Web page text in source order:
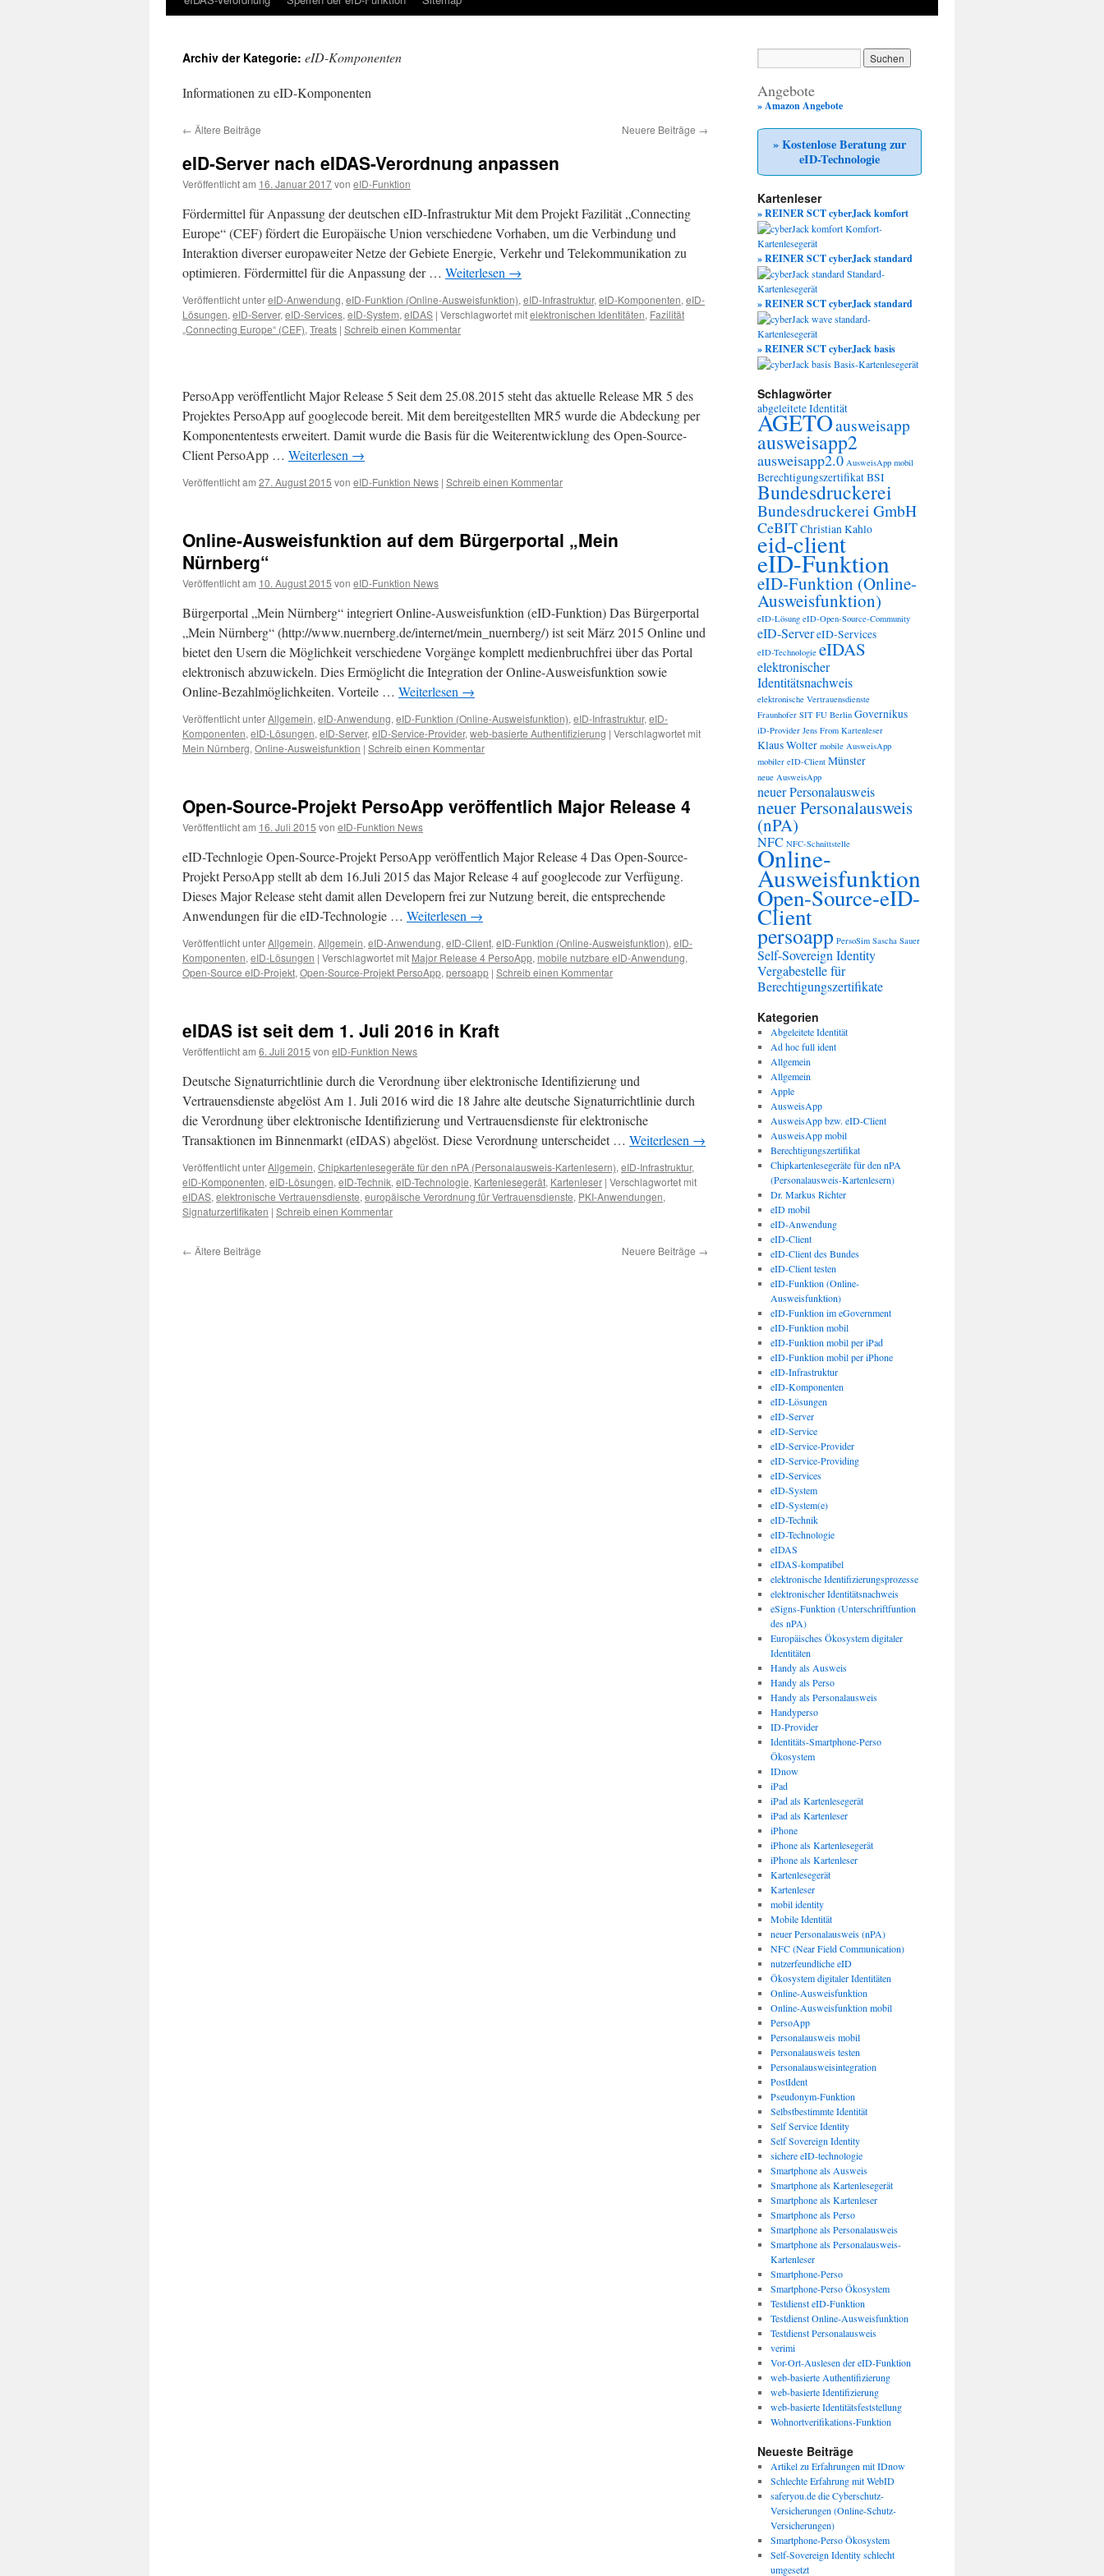
Archiv der Kategorie: eID-Komponenten
Informationen zu eID-Komponenten
← Ältere Beiträge Neuere Beiträge →
eID-Server nach eIDAS-Verordnung anpassen
Veröffentlicht am 16. Januar 2017von eID-Funktion
Fördermittel für Anpassung der deutschen eID-Infrastruktur Mit dem Projekt Fazilität „Connecting
Europe“ (CEF) fördert die Europäische Union verschiedene Vorhaben, um die Verbindung und
Interaktion diverser europaweiter Netze der Gebiete Energie, Verkehr und Telekommunikation zu
optimieren. Fördermittel für die Anpassung der … Weiterlesen →
Veröffentlicht untereID-Anwendung, eID-Funktion (Online-Ausweisfunktion), eID-Infrastruktur, eID-Komponenten, eID-
Lösungen, eID-Server, eID-Services, eID-System, eIDAS | Verschlagwortet mitelektronischen Identitäten, Fazilität
„Connecting Europe“ (CEF), Treats | Schreib einen Kommentar
PersoApp veröffentlicht Major Release 5 Seit dem 25.08.2015 steht das aktuelle Release MR 5 des
Projektes PersoApp auf googlecode bereit. Mit dem bereitgestellten MR5 wurde die Abdeckung per
Komponententests erweitert. Damit wurde die Basis für die Weiterentwicklung des Open-Source-
Client PersoApp … Weiterlesen →
Veröffentlicht am 27. August 2015 von eID-Funktion News | Schreib einen Kommentar
Online-Ausweisfunktion auf dem Bürgerportal „Mein
Nürnberg“
Veröffentlicht am 10. August 2015 von eID-Funktion News
Bürgerportal „Mein Nürnberg“ integriert Online-Ausweisfunktion (eID-Funktion) Das Bürgerportal
„Mein Nürnberg“ (http://www.nuernberg.de/internet/mein_nuernberg/) ist seit März 2015 Online und
bietet den Usern die Möglichkeit verschiedene Vorgänge komplett medienbruchfrei über das Portal
elektronisch abzuwickeln. Dies Ermöglicht die Integration der Online-Ausweisfunktion sowie
Online-Bezahlmöglichkeiten. Vorteile … Weiterlesen →
Veröffentlicht unterAllgemein, eID-Anwendung, eID-Funktion (Online-Ausweisfunktion), eID-Infrastruktur, eID-
Komponenten, eID-Lösungen, eID-Server, eID-Service-Provider, web-basierte Authentifizierung | Verschlagwortet mit
Mein Nürnberg, Online-Ausweisfunktion | Schreib einen Kommentar
Open-Source-Projekt PersoApp veröffentlich Major Release 4
Veröffentlicht am 16. Juli 2015 von eID-Funktion News
eID-Technlogie Open-Source-Projekt PersoApp veröffentlich Major Release 4 Das Open-Source-
Projekt PersoApp stellt ab dem 16.Juli 2015 das Major Release 4 auf googlecode zur Verfügung.
Dieses Major Release steht damit allen Developern frei zur Nutzung bereit, die entsprechende
Anwendungen für die eID-Technologie … Weiterlesen →
Veröffentlicht unterAllgemein, Allgemein, eID-Anwendung, eID-Client, eID-Funktion (Online-Ausweisfunktion), eID-
Komponenten, eID-Lösungen | Verschlagwortet mit Major Release 4 PersoApp, mobile nutzbare eID-Anwendung,
Open-Source eID-Projekt, Open-Source-Projekt PersoApp, persoapp | Schreib einen Kommentar
eIDAS ist seit dem 1. Juli 2016 in Kraft
Veröffentlicht am 6. Juli 2015 von eID-Funktion News
Deutsche Signaturrichtlinie durch die Verordnung über elektronische Identifizierung und
Vertrauensdienste abgelöst Am 1. Juli 2016 wird die 18 Jahre alte deutsche Signaturrichtlinie durch
die Verordnung über elektronische Identifizierung und Vertrauensdienste für elektronische
Transaktionen im Binnenmarkt (eIDAS) abgelöst. Diese Verordnung unterscheidet … Weiterlesen →
Veröffentlicht unterAllgemein, Chipkartenlesegeräte für den nPA (Personalausweis-Kartenlesern), eID-Infrastruktur,
eID-Komponenten, eID-Lösungen, eID-Technik, eID-Technologie, Kartenlesegerät, Kartenleser | Verschlagwortet mit
eIDAS, elektronische Vertrauensdienste, europäische Verordnung für Vertrauensdienste, PKI-Anwendungen,
Signaturzertifikaten | Schreib einen Kommentar
← Ältere Beiträge Neuere Beiträge →
Angebote
» Amazon Angebote
» Kostenlose Beratung zur
eID-Technologie
Kartenleser
» REINER SCT cyberJack komfort
» REINER SCT cyberJack standard
» REINER SCT cyberJack standard
» REINER SCT cyberJack basis
Schlagwörter
abgeleitete Identität
AGETOausweisapp
ausweisapp2
ausweisapp2.0 AusweisApp mobil
BerechtigungszertifikatBSI
Bundesdruckerei
Bundesdruckerei GmbH
CeBITChristian Kahlo
eid-client
eID-Funktion
eID-Funktion (Online-
Ausweisfunktion)
eID-Lösung eID-Open-Source-Community
eID-ServereID-Services
eID-Technologie eIDAS
elektronischer
Identitätsnachweis
elektronische Vertrauensdienste
Fraunhofer SIT FU Berlin Governikus
iD-Provider Jens From Kartenleser
Klaus Wolter mobile AusweisApp
mobiler eID-Client Münster
neue AusweisApp
neuer Personalausweis
neuer Personalausweis
(nPA)
NFC NFC-Schnittstelle
Online-
Ausweisfunktion
Open-Source-eID-
Client
persoapp PersoSim Sascha Sauer
Self-Sovereign Identity
Vergabestelle für
Berechtigungszertifikate
Kategorien
Abgeleitete Identität
Ad hoc full ident
Allgemein
Allgemein
Apple
AusweisApp
AusweisApp bzw. eID-Client
AusweisApp mobil
Berechtigungszertifikat
Chipkartenlesegeräte für den nPA
(Personalausweis-Kartenlesern)
Dr. Markus Richter
eID mobil
eID-Anwendung
eID-Client
eID-Client des Bundes
eID-Client testen
eID-Funktion (Online-
Ausweisfunktion)
eID-Funktion im eGovernment
eID-Funktion mobil
eID-Funktion mobil per iPad
eID-Funktion mobil per iPhone
eID-Infrastruktur
eID-Komponenten
eID-Lösungen
eID-Server
eID-Service
eID-Service-Provider
eID-Service-Providing
eID-Services
eID-System
eID-System(e)
eID-Technik
eID-Technologie
eIDAS
eIDAS-kompatibel
elektronische Identifizierungsprozesse
elektronischer Identitätsnachweis
eSigns-Funktion (Unterschriftfuntion
des nPA)
Europäisches Ökosystem digitaler
Identitäten
Handy als Ausweis
Handy als Perso
Handy als Personalausweis
Handyperso
ID-Provider
Identitäts-Smartphone-Perso
Ökosystem
IDnow
iPad
iPad als Kartenlesegerät
iPad als Kartenleser
iPhone
iPhone als Kartenlesegerät
iPhone als Kartenleser
Kartenlesegerät
Kartenleser
mobil identity
Mobile Identität
neuer Personalausweis (nPA)
NFC (Near Field Communication)
nutzerfeundliche eID
Ökosystem digitaler Identitäten
Online-Ausweisfunktion
Online-Ausweisfunktion mobil
PersoApp
Personalausweis mobil
Personalausweis testen
Personalausweisintegration
PostIdent
Pseudonym-Funktion
Selbstbestimmte Identität
Self Service Identity
Self Sovereign Identity
sichere eID-technologie
Smartphone als Ausweis
Smartphone als Kartenlesegerät
Smartphone als Kartenleser
Smartphone als Perso
Smartphone als Personalausweis
Smartphone als Personalausweis-
Kartenleser
Smartphone-Perso
Smartphone-Perso Ökosystem
Testdienst eID-Funktion
Testdienst Online-Ausweisfunktion
Testdienst Personalausweis
verimi
Vor-Ort-Auslesen der eID-Funktion
web-basierte Authentifizierung
web-basierte Identifizierung
web-basierte Identitätsfeststellung
Wohnortverifikations-Funktion
Neueste Beiträge
Artikel zu Erfahrungen mit IDnow
Schlechte Erfahrung mit WebID
saferyou.de die Cyberschutz-
Versicherungen (Online-Schutz-
Versicherungen)
Smartphone-Perso Ökosystem
Self-Sovereign Identity schlecht
umgesetzt